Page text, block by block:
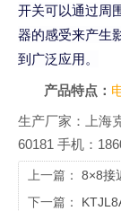
开关可以通过周
器的感受来产生
到广泛应用。
产品特点：
生产厂家：上海
60181 手机：
上一篇： 8×8接
下一篇：